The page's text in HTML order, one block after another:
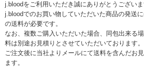
j.bloodをご利用いただき誠にありがとうございま
j.bloodでのお買い物していただいた商品の発送
の送料が必要です。
なお、複数ご購入いただいた場合、同包出来る
料は別途お見積りとさせていただいております。
ご注文後に当社よりメールにて送料を含んだお
ます。